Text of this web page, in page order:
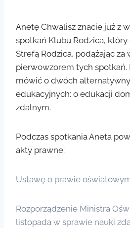
Anetę Chwalisz znacie już z
spotkań Klubu Rodzica,
Strefą Rodzica, podążając za
pierwowzorem tych spotkań.
mówić o dwóch
edukacyjnych: o edukacji
zdalnym.
Podczas spotkania Aneta
akty prawne:
Ustawę o prawie
Rozporządzenie Ministra
listopada w sprawie nauki